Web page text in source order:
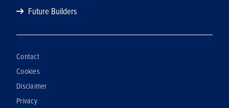
Future Builders
Contact
Cookies
Disclaimer
Privacy